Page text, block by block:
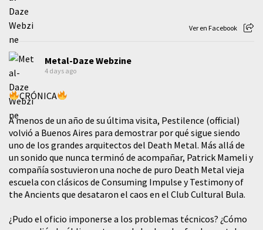
Ver en Facebook
Metal-Daze Webzine
4 days ago
CRÓNICA
A menos de un año de su última visita, Pestilence (official)
volvió a Buenos Aires para demostrar por qué sigue siendo
uno de los grandes arquitectos del Death Metal. Más allá de
un sonido que nunca terminó de acompañar, Patrick Mameli y
compañía sostuvieron una noche de puro Death Metal vieja
escuela con clásicos de Consuming Impulse y Testimony of
the Ancients que desataron el caos en el Club Cultural Bula.
¿Pudo el oficio imponerse a los problemas técnicos? ¿Cómo